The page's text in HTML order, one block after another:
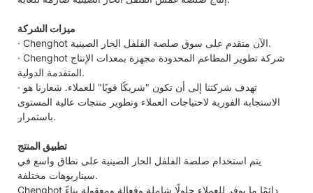
ميزات الشركة
· Chenghot الآن متقدم على سوق صلصة الفلفل الحار الصينية.
· Chenghot شركة تطوير المطاعم المحدودة مجهزة بمعدات الإنتاج
المتقدمة الدولية.
· تهدف شركتنا إلى أن تكون "شريكًا قويًا" للعملاء. شعارنا هو
الاستجابة الفورية لاحتياجات العملاء وتطوير منتجات عالية المستوى
باستمرار.
تطبيق المنتج
يتم استخدام صلصة الفلفل الحار الصينية على نطاق واسع في
سيناريوهات مختلفة.
Chenghot دائمًا ما يوفر للعملاء حلولًا شاملة وفعالة ومعقولة بناءً